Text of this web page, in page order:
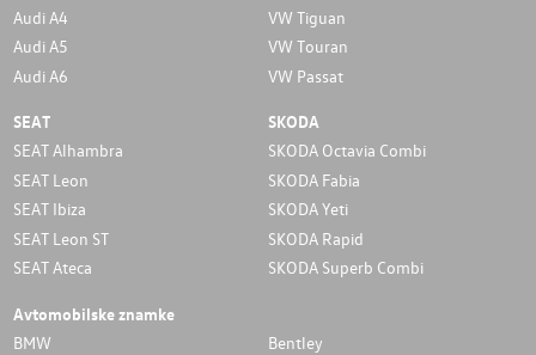
Audi A4
Audi A5
Audi A6
VW Tiguan
VW Touran
VW Passat
SEAT
SEAT Alhambra
SEAT Leon
SEAT Ibiza
SEAT Leon ST
SEAT Ateca
SKODA
SKODA Octavia Combi
SKODA Fabia
SKODA Yeti
SKODA Rapid
SKODA Superb Combi
Avtomobilske znamke
BMW
Bentley